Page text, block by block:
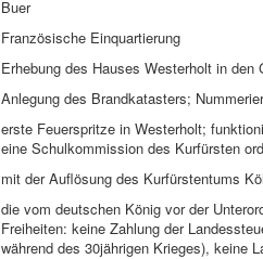
Buer
Französische Einquartierung
Erhebung des Hauses Westerholt in den
Anlegung des Brandkatasters;
erste Feuerspritze in Westerholt;
eine Schulkommission des Kurfürsten
mit der Auflösung des Kurfürstentums
die vom deutschen König vor der
Freiheiten: keine Zahlung der
während des 30jährigen Krieges), keine